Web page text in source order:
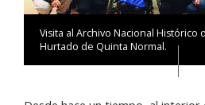
Visita al Archivo Nacional Histórico
Hurtado de Quinta Normal.